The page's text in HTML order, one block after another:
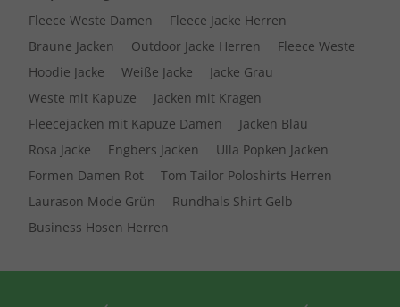
Fleece Weste Damen
Fleece Jacke Herren
Braune Jacken
Outdoor Jacke Herren
Fleece Weste
Hoodie Jacke
Weiße Jacke
Jacke Grau
Weste mit Kapuze
Jacken mit Kragen
Fleecejacken mit Kapuze Damen
Jacken Blau
Rosa Jacke
Engbers Jacken
Ulla Popken Jacken
Formen Damen Rot
Tom Tailor Poloshirts Herren
Laurason Mode Grün
Rundhals Shirt Gelb
Business Hosen Herren